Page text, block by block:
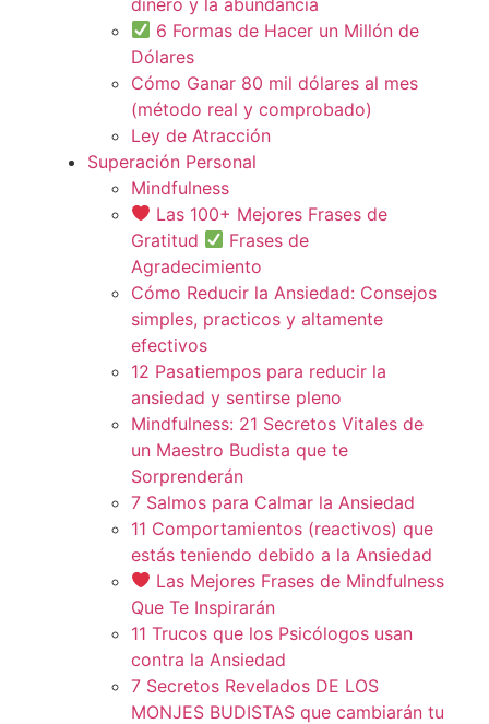
6 Formas de Hacer un Millón de
Dólares
Cómo Ganar 80 mil dólares al mes
(método real y comprobado)
Ley de Atracción
Superación Personal
Mindfulness
Las 100+ Mejores Frases de
Gratitud
Frases de
Agradecimiento
Cómo Reducir la Ansiedad: Consejos
simples, practicos y altamente
efectivos
12 Pasatiempos para reducir la
ansiedad y sentirse pleno
Mindfulness: 21 Secretos Vitales de
un Maestro Budista que te
Sorprenderán
7 Salmos para Calmar la Ansiedad
11 Comportamientos (reactivos) que
estás teniendo debido a la Ansiedad
Las Mejores Frases de Mindfulness
Que Te Inspirarán
11 Trucos que los Psicólogos usan
contra la Ansiedad
7 Secretos Revelados DE LOS
MONJES BUDISTAS que cambiarán tu